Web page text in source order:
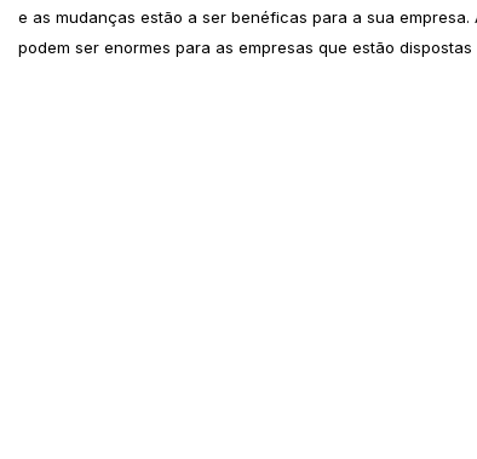
e as mudanças estão a ser benéficas para a sua
podem ser enormes para as empresas que estão dispostas